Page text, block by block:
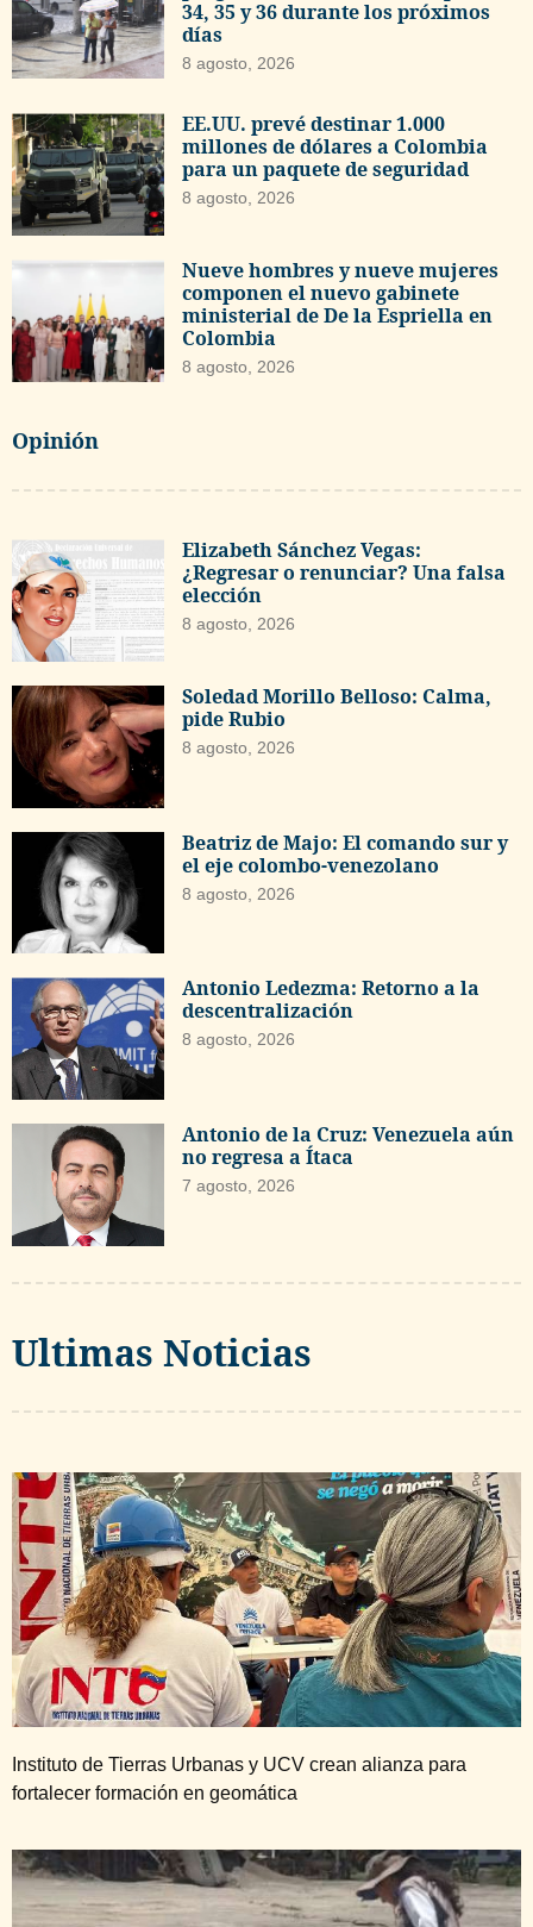
34, 35 y 36 durante los próximos
días
8 agosto, 2026
EE.UU. prevé destinar 1.000
millones de dólares a Colombia
para un paquete de seguridad
8 agosto, 2026
Nueve hombres y nueve mujeres
componen el nuevo gabinete
ministerial de De la Espriella en
Colombia
8 agosto, 2026
Opinión
Elizabeth Sánchez Vegas:
¿Regresar o renunciar? Una falsa
elección
8 agosto, 2026
Soledad Morillo Belloso: Calma,
pide Rubio
8 agosto, 2026
Beatriz de Majo: El comando sur y
el eje colombo-venezolano
8 agosto, 2026
Antonio Ledezma: Retorno a la
descentralización
8 agosto, 2026
Antonio de la Cruz: Venezuela aún
no regresa a Ítaca
7 agosto, 2026
Ultimas Noticias
Instituto de Tierras Urbanas y UCV crean alianza para
fortalecer formación en geomática